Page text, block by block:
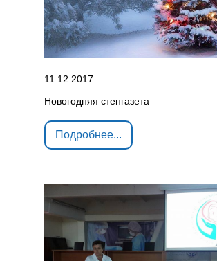
11.12.2017
Новогодняя стенгазета
Подробнее...